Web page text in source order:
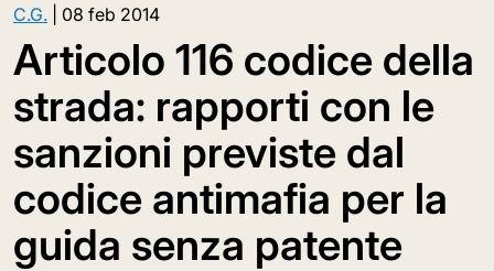
C.G. 08 feb 2014
Articolo 116 codice della
strada: rapporti con le
sanzioni previste dal
codice antimafia per la
guida senza patente